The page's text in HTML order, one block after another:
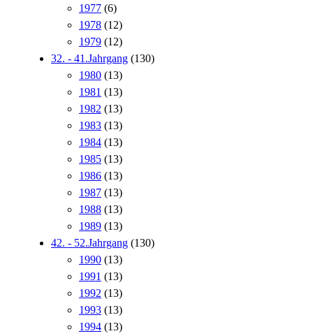
1977 (6)
1978 (12)
1979 (12)
32. - 41.Jahrgang (130)
1980 (13)
1981 (13)
1982 (13)
1983 (13)
1984 (13)
1985 (13)
1986 (13)
1987 (13)
1988 (13)
1989 (13)
42. - 52.Jahrgang (130)
1990 (13)
1991 (13)
1992 (13)
1993 (13)
1994 (13)